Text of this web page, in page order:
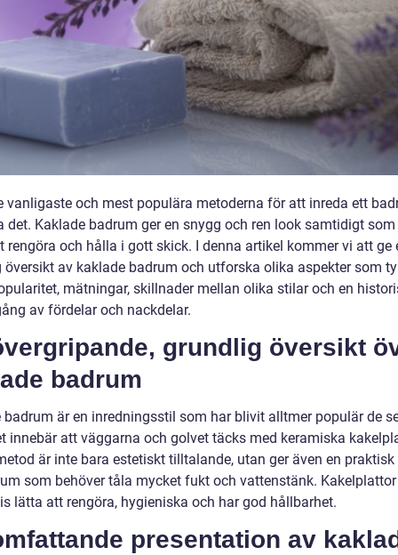
vanligaste och mest populära metoderna för att inreda ett
det. Kaklade badrum ger en snygg och ren look samtidigt som
rengöra och hålla i gott skick. I denna artikel kommer vi att ge
översikt av kaklade badrum och utforska olika aspekter som
mätningar, skillnader mellan olika stilar och en
av fördelar och nackdelar.
grundlig översikt
badrum
badrum är en inredningsstil som har blivit alltmer populär de
innebär att väggarna och golvet täcks med keramiska
är inte bara estetiskt tilltalande, utan ger även en
som behöver tåla mycket fukt och vattenstänk.
lätta att rengöra, hygieniska och har god hållbarhet.
presentation av